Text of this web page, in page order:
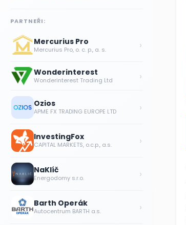
PARTNEŘI:
Mercurius Pro
Mercurius Pro, o. c. p., a. s. ›
Wonderinterest
Wonderinterest Trading Ltd ›
Ozios
APME FX TRADING EUROPE LTD ›
InvestingFox
CAPITAL MARKETS, o.c.p., a.s. ›
NaKlíč
Energodomy s.r.o. ›
Barth Operák
Autocentrum BARTH a.s. ›